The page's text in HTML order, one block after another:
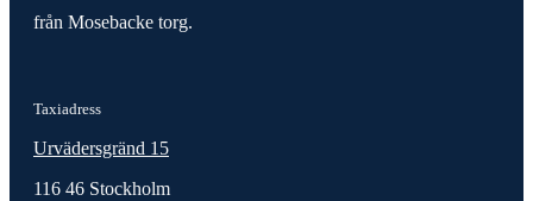
från Mosebacke torg.
Taxiadress
Urvädersgränd 15
116 46 Stockholm